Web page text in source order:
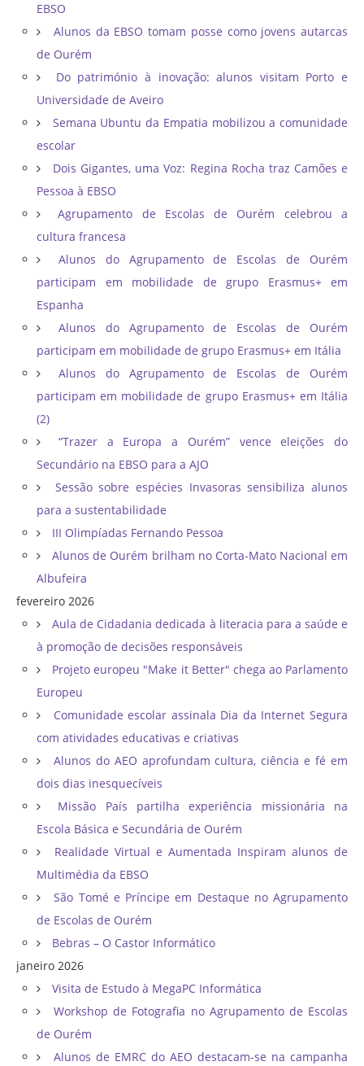
EBSO
Alunos da EBSO tomam posse como jovens autarcas
de Ourém
Do património à inovação: alunos visitam Porto e
Universidade de Aveiro
Semana Ubuntu da Empatia mobilizou a comunidade
escolar
Dois Gigantes, uma Voz: Regina Rocha traz Camões e
Pessoa à EBSO
Agrupamento de Escolas de Ourém celebrou a
cultura francesa
Alunos do Agrupamento de Escolas de Ourém
participam em mobilidade de grupo Erasmus+ em
Espanha
Alunos do Agrupamento de Escolas de Ourém
participam em mobilidade de grupo Erasmus+ em Itália
Alunos do Agrupamento de Escolas de Ourém
participam em mobilidade de grupo Erasmus+ em Itália
(2)
“Trazer a Europa a Ourém” vence eleições do
Secundário na EBSO para a AJO
Sessão sobre espécies Invasoras sensibiliza alunos
para a sustentabilidade
III Olimpíadas Fernando Pessoa
Alunos de Ourém brilham no Corta-Mato Nacional em
Albufeira
fevereiro 2026
Aula de Cidadania dedicada à literacia para a saúde e
à promoção de decisões responsáveis
Projeto europeu "Make it Better" chega ao Parlamento
Europeu
Comunidade escolar assinala Dia da Internet Segura
com atividades educativas e criativas
Alunos do AEO aprofundam cultura, ciência e fé em
dois dias inesquecíveis
Missão País partilha experiência missionária na
Escola Básica e Secundária de Ourém
Realidade Virtual e Aumentada Inspiram alunos de
Multimédia da EBSO
São Tomé e Príncipe em Destaque no Agrupamento
de Escolas de Ourém
Bebras – O Castor Informático
janeiro 2026
Visita de Estudo à MegaPC Informática
Workshop de Fotografia no Agrupamento de Escolas
de Ourém
Alunos de EMRC do AEO destacam-se na campanha